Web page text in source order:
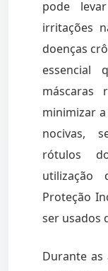
pode
irritações
doenças
essencial
máscaras
minimizar
nocivas,
rótulos
utilização
Proteção
ser usados
Durante as